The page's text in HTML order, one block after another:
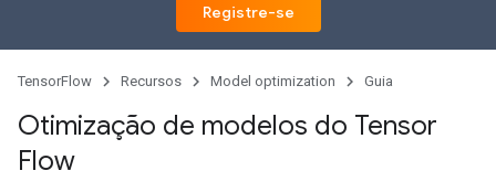
Registre-se
TensorFlow Recursos Model optimization Guia
Otimização de modelos do Tensor
Flow